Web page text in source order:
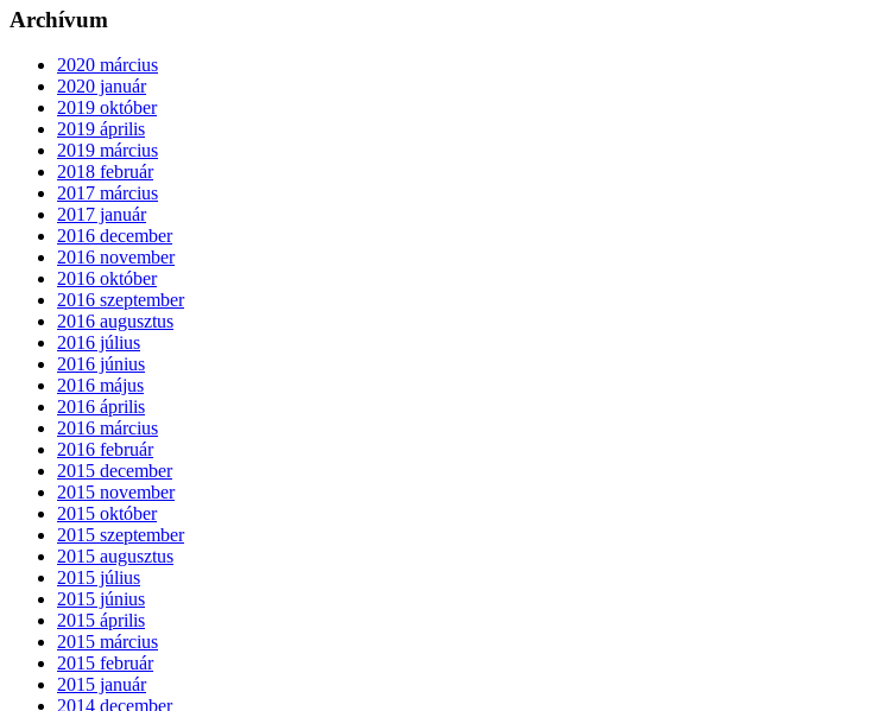
Archívum
2020 március
2020 január
2019 október
2019 április
2019 március
2018 február
2017 március
2017 január
2016 december
2016 november
2016 október
2016 szeptember
2016 augusztus
2016 július
2016 június
2016 május
2016 április
2016 március
2016 február
2015 december
2015 november
2015 október
2015 szeptember
2015 augusztus
2015 július
2015 június
2015 április
2015 március
2015 február
2015 január
2014 december